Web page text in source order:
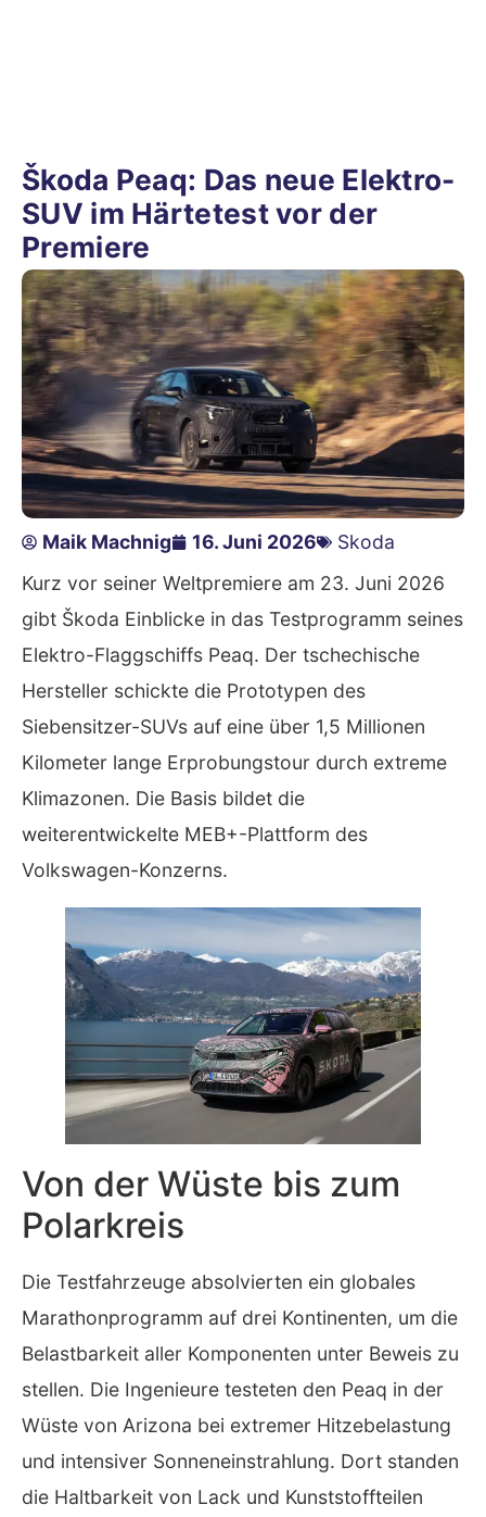
Škoda Peaq: Das neue Elektro-
SUV im Härtetest vor der
Premiere
Maik Machnig 16. Juni 2026
Skoda
Kurz vor seiner Weltpremiere am 23. Juni 2026
gibt Škoda Einblicke in das Testprogramm seines
Elektro-Flaggschiffs Peaq. Der tschechische
Hersteller schickte die Prototypen des
Siebensitzer-SUVs auf eine über 1,5 Millionen
Kilometer lange Erprobungstour durch extreme
Klimazonen. Die Basis bildet die
weiterentwickelte MEB+-Plattform des
Volkswagen-Konzerns.
Von der Wüste bis zum
Polarkreis
Die Testfahrzeuge absolvierten ein globales
Marathonprogramm auf drei Kontinenten, um die
Belastbarkeit aller Komponenten unter Beweis zu
stellen. Die Ingenieure testeten den Peaq in der
Wüste von Arizona bei extremer Hitzebelastung
und intensiver Sonneneinstrahlung. Dort standen
die Haltbarkeit von Lack und Kunststoffteilen